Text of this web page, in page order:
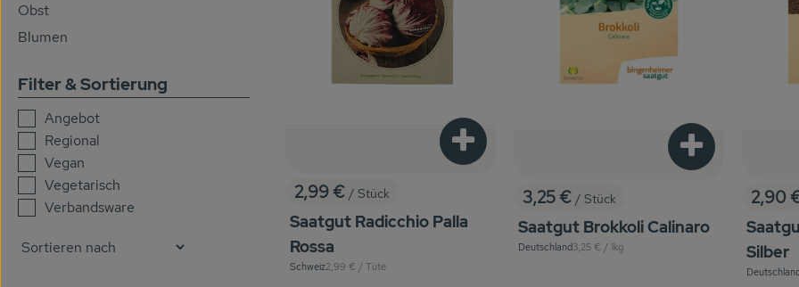
Obst
Blumen
Filter & Sortierung
Angebot
Regional
Vegan
Vegetarisch
Verbandsware
, Preis:
2,99 € / Stück
Saatgut Radicchio Palla
Rossa
, Herkunft:
Schweiz, Referenzpreis:
2,99 € / Tüte
Produkt zum Warenkorb hinzufügen
, Preis:
3,25 € / Stück
Saatgut Brokkoli Calinaro
, Herkunft:
Deutschland, Referenzpreis:
3,25 € / 1kg
Produkt zum
, Preis:
2,90
Silber
, Herkunft:
Deutschland